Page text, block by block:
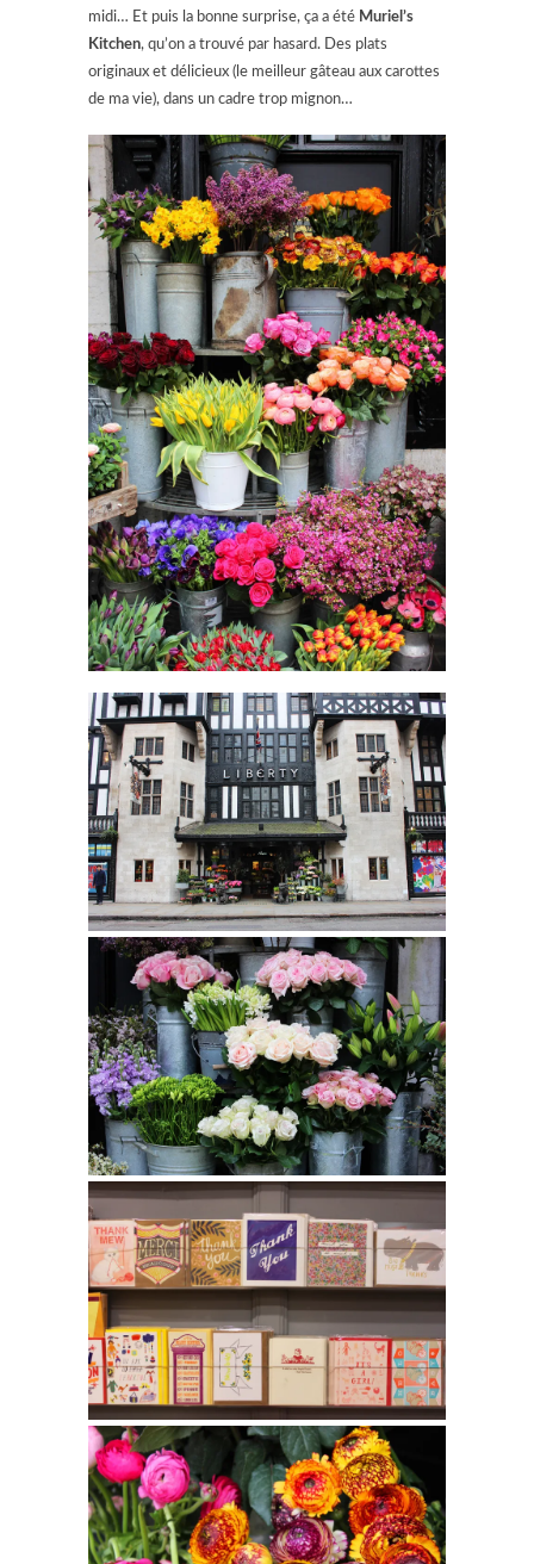
midi… Et puis la bonne surprise, ça a été Muriel’s
Kitchen, qu’on a trouvé par hasard. Des plats
originaux et délicieux (le meilleur gâteau aux carottes
de ma vie), dans un cadre trop mignon…